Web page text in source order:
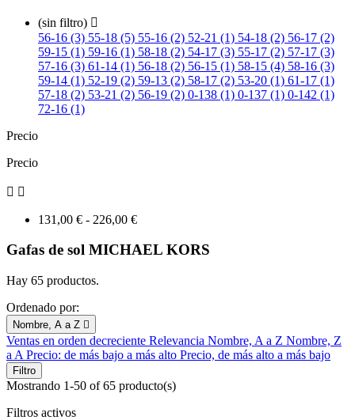
(sin filtro) 
56-16 (3) 55-18 (5) 55-16 (2) 52-21 (1) 54-18 (2) 56-17 (2)
59-15 (1) 59-16 (1) 58-18 (2) 54-17 (3) 55-17 (2) 57-17 (3)
57-16 (3) 61-14 (1) 56-18 (2) 56-15 (1) 58-15 (4) 58-16 (3)
59-14 (1) 52-19 (2) 59-13 (2) 58-17 (2) 53-20 (1) 61-17 (1)
57-18 (2) 53-21 (2) 56-19 (2) 0-138 (1) 0-137 (1) 0-142 (1)
72-16 (1)
Precio
Precio
 
131,00 € - 226,00 €
Gafas de sol MICHAEL KORS
Hay 65 productos.
Ordenado por:
Nombre, A a Z 
Ventas en orden decreciente Relevancia Nombre, A a Z Nombre, Z
a A Precio: de más bajo a más alto Precio, de más alto a más bajo
Filtro
Mostrando 1-50 of 65 producto(s)
Filtros activos